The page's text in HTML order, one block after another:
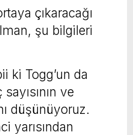
çıkaracağı
şu bilgileri
ki Togg’un da
ve
düşünüyoruz.
yarısından